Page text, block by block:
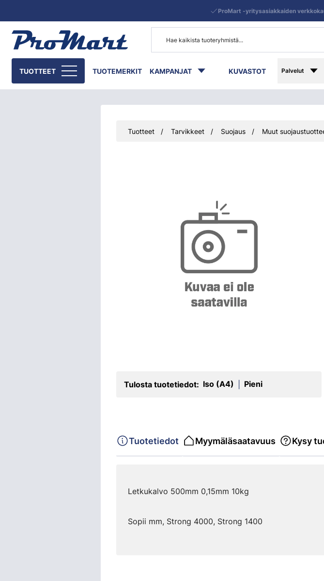
TUOTTEET TUOTEMERKIT KAMPANJAT KUVASTOT Palvelut
ProMart -yritysasiakkaiden
Tuotteet Tarvikkeet Suojaus Muut
Tulosta tuotetiedot: Iso (A4) Pieni
Tuotetiedot Myymäläsaatavuus Kysy
Letkukalvo 500mm 0,15mm 10kg
Sopii mm, Strong 4000, Strong 1400